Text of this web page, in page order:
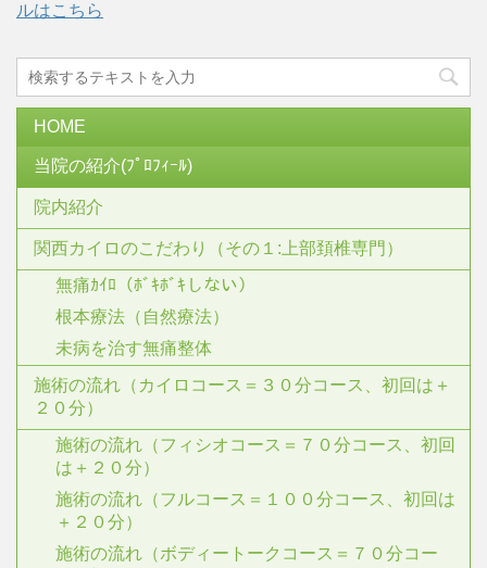
ルはこちら
HOME
当院の紹介(ﾌﾟﾛﾌｨｰﾙ)
院内紹介
関西カイロのこだわり（その１:上部頚椎専門）
無痛ｶｲﾛ（ﾎﾞｷﾎﾞｷしない）
根本療法（自然療法）
未病を治す無痛整体
施術の流れ（カイロコース＝３０分コース、初回は＋
２０分）
施術の流れ（フィシオコース＝７０分コース、初回
は＋２０分）
施術の流れ（フルコース＝１００分コース、初回は
＋２０分）
施術の流れ（ボディートークコース＝７０分コー